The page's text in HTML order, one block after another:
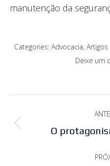
manutenção da
Categories: Advocacia, Artigos
Deixe um
de
O